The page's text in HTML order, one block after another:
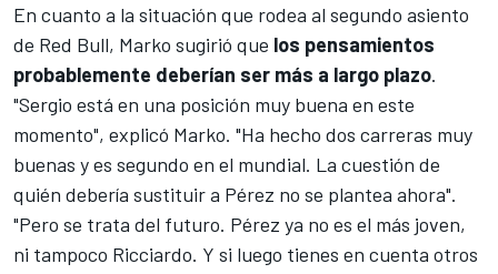
En cuanto a la situación que rodea al segundo asiento
de Red Bull, Marko sugirió que los pensamientos
probablemente deberían ser más a largo plazo.
"Sergio está en una posición muy buena en este
momento", explicó Marko. "Ha hecho dos carreras muy
buenas y es segundo en el mundial. La cuestión de
quién debería sustituir a Pérez no se plantea ahora".
"Pero se trata del futuro. Pérez ya no es el más joven,
ni tampoco Ricciardo. Y si luego tienes en cuenta otros